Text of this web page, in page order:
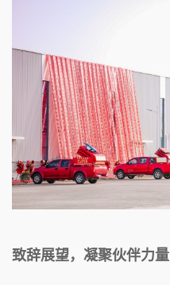
致辞展望，凝聚伙伴力量